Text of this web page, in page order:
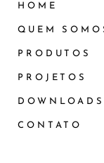
HOME
QUEM
PRODUTOS
PROJETOS
DOWNLOADS
CONTATO